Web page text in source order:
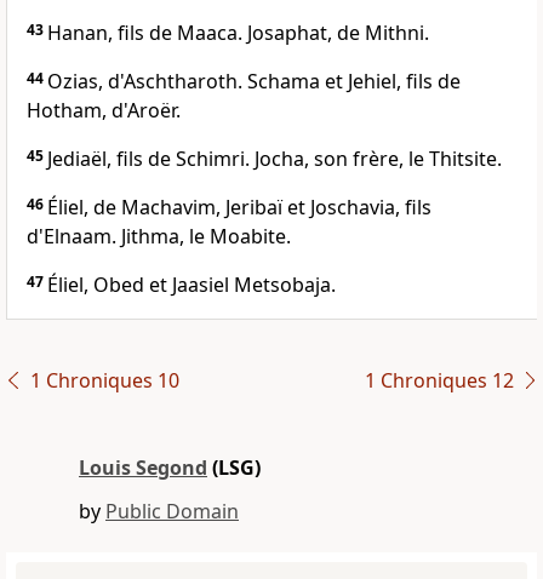
43 Hanan, fils de Maaca. Josaphat, de Mithni.
44 Ozias, d'Aschtharoth. Schama et Jehiel, fils de
Hotham, d'Aroër.
45 Jediaël, fils de Schimri. Jocha, son frère, le Thitsite.
46 Éliel, de Machavim, Jeribaï et Joschavia, fils
d'Elnaam. Jithma, le Moabite.
47 Éliel, Obed et Jaasiel Metsobaja.
1 Chroniques 10 1 Chroniques 12
Louis Segond (LSG)
by Public Domain